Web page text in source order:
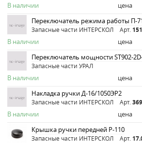
В наличии цена
Переключатель режима работы П-
Запасные части ИНТЕРСКОЛ Арт.
В наличии цена
Переключатель мощности ST902-
Запасные части УРАЛ
В наличии цена
Накладка ручки Д-16/1050ЭР2
Запасные части ИНТЕРСКОЛ Арт.
В наличии цена
Крышка ручки передней Р-110
Запасные части ИНТЕРСКОЛ Арт.